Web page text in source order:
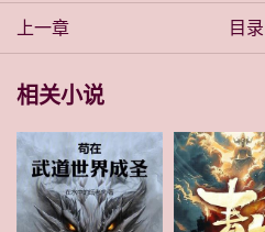
上一章 目录
相关小说